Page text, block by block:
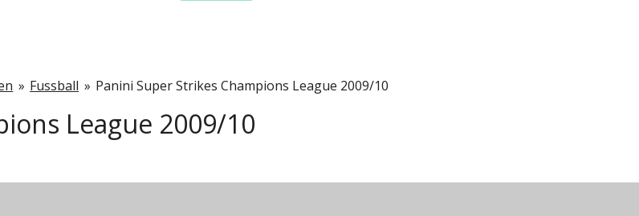
» Fussball » Panini Super Strikes Champions League 2009/10
League 2009/10